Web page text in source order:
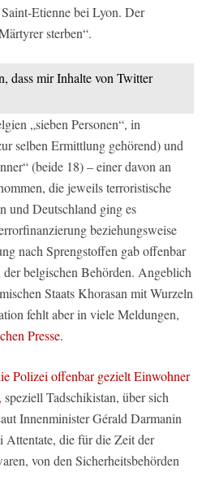
Etienne bei Lyon. Der
sterben“.
dass mir Inhalte von Twitter
„sieben Personen“, in
selben Ermittlung gehörend) und
(beide 18) – einer davon an
die jeweils terroristische
und Deutschland ging es
beziehungsweise
nach Sprengstoffen gab offenbar
belgischen Behörden. Angeblich
Staats Khorasan mit Wurzeln
fehlt aber in viele Meldungen,
Presse.
Polizei offenbar gezielt Einwohner
speziell Tadschikistan, über sich
Innenminister Gérald Darmanin
Attentate, die für die Zeit der
von den Sicherheitsbehörden